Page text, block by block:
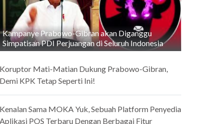
Kampanye Prabowo-Gibran akan Diganggu
Simpatisan PDI Perjuangan di Seluruh Indonesia
Mati-Matian Dukung Prabowo-Gibran,
KPK Tetap Seperti Ini!
Sama MOKA Yuk, Sebuah Platform Penyedia
POS Terbaru Dengan Berbagai Fitur